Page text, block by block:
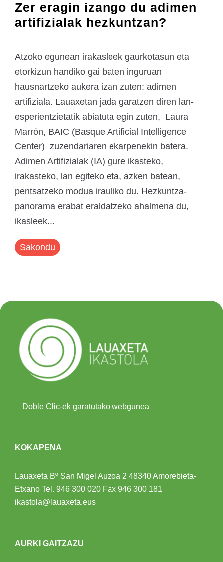
Zer eragin izango du adimen
artifizialak hezkuntzan?
Atzoko egunean irakasleek gaurkotasun eta
etorkizun handiko gai baten inguruan
hausnartzeko aukera izan zuten: adimen
artifiziala. Lauaxetan jada garatzen diren lan-
esperientzietatik abiatuta egin zuten, Laura
Marrón, BAIC (Basque Artificial Intelligence
Center) zuzendariaren ekarpenekin batera.
Adimen Artifizialak (IA) gure ikasteko,
irakasteko, lan egiteko eta, azken batean,
pentsatzeko modua irauliko du. Hezkuntza-
panorama erabat eraldatzeko ahalmena du,
ikasleek...
Sakondu
Doble Clic-ek garatutako webgunea
KOKAPENA
Lauaxeta Bº San Migel Auzoa 2 48340 Amorebieta-
Etxano Tel. 946 300 020 Fax 946 300 181
ikastola@lauaxeta.eus
AURKI GAITZAZU